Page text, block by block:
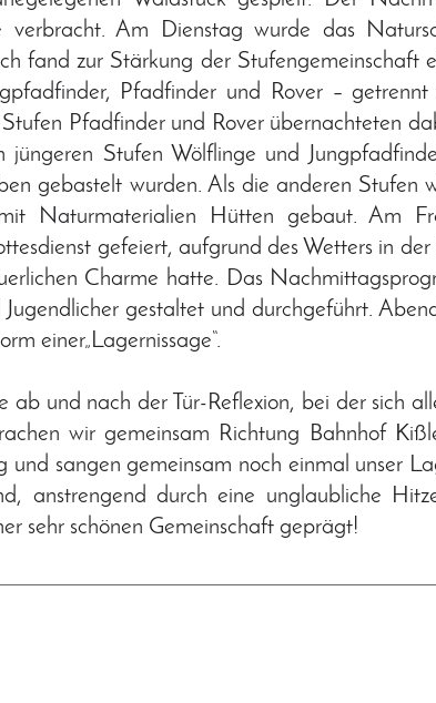
Am Dienstag wurde das
fand zur Stärkung der Stufengemeinschaft
Pfadfinder und Rover – getrennt
Pfadfinder und Rover übernachteten
Stufen Wölflinge und
gebastelt wurden. Als die anderen Stufen
Naturmaterialien Hütten gebaut. Am
gefeiert, aufgrund des Wetters in der
Charme hatte. Das
gestaltet und durchgeführt.
einer„Lagernissage“.
und nach der Tür-Reflexion, bei der sich
wir gemeinsam Richtung Bahnhof
sangen gemeinsam noch einmal unser
anstrengend durch eine unglaubliche
sehr schönen Gemeinschaft geprägt!